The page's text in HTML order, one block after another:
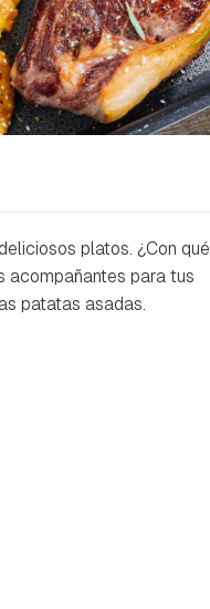
platos. ¿Con qué
acompañantes para tus
patatas asadas.